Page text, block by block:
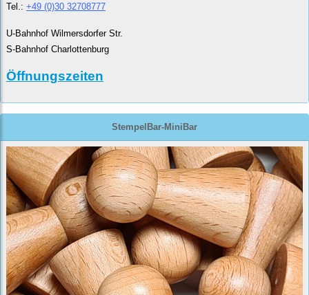
Tel.: +49 (0)30 32708777
U-Bahnhof Wilmersdorfer Str.
S-Bahnhof Charlottenburg
Öffnungszeiten
StempelBar-MiniBar